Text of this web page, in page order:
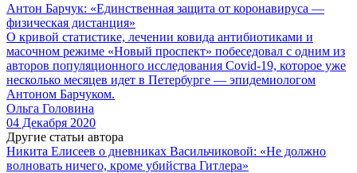
Антон Барчук: «Единственная защита от коронавируса —
физическая дистанция»
О кривой статистике, лечении ковида антибиотиками и
масочном режиме «Новый проспект» побеседовал с одним из
авторов популяционного исследования Covid-19, которое уже
несколько месяцев идет в Петербурге — эпидемиологом
Антоном Барчуком.
Ольга Головина
04 Декабря 2020
Другие статьи автора
Никита Елисеев о дневниках Васильчиковой: «Не должно
волновать ничего, кроме убийства Гитлера»